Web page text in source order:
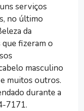
serviços
no último
da
fizeram o
masculino
muitos outros.
durante a
7171.